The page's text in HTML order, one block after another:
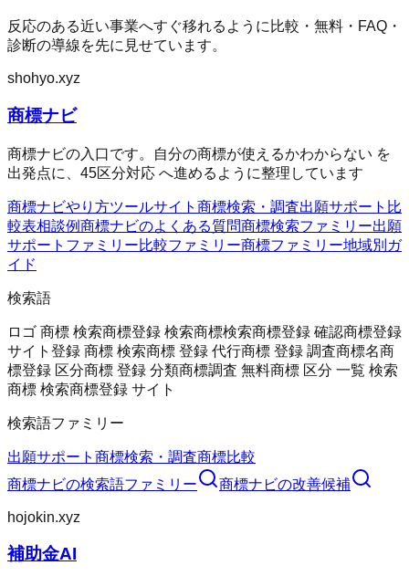
反応のある近い事業へすぐ移れるように比較・無料・FAQ・
診断の導線を先に見せています。
shohyo.xyz
商標ナビ
商標ナビの入口です。自分の商標が使えるかわからない を
出発点に、45区分対応 へ進めるように整理しています
商標ナビやり方ツールサイト 商標検索・調査出願サポート 比
較表相談例商標ナビのよくある質問商標検索ファミリー出願
サポートファミリー比較ファミリー商標ファミリー地域別ガ
イド
検索語
ロゴ 商標 検索商標登録 検索商標検索商標登録 確認商標登録
サイト 登録 商標 検索商標 登録 代行商標 登録 調査商標名商
標登録 区分商標 登録 分類商標調査 無料商標 区分 一覧 検索
商標 検索商標登録 サイト
検索語ファミリー
出願サポート 商標検索・調査商標比較
商標ナビの検索語ファミリー 商標ナビの改善候補
hojokin.xyz
補助金AI